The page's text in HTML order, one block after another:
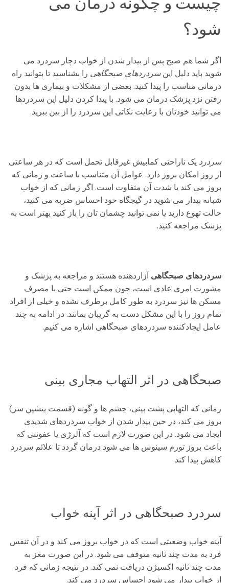
شود؟
اگر شما هم صبح پس از بیدار شدن از خواب دچار سردرد می
شوید باید دلیل اینسردردهای صبحگاهی را بشناسید تا بتوانید راه
درمانی مناسب را پیدا کنید. بعضی از مشکلات و بیماری ها بدون
رفتن نزد پزشک درمان می شود. با پیدا کردن دلیل این سردردها
می توانید خودتان با رعایت نکاتی این سردرد را از بین ببرید.
سردرد یک ناراحتی کمابیش غیرقابل تحمل است که در هر ساعتی
از روز امکان بروز دارد. عوامل آن متناسب با ساعت و زمانی که
بروز می کند یا شدت آن متفاوت است. اگر زمانی که از خواب
شبانه بیدار می شوید در گیجگاه خود احساس ضربه می کنید،
حالت تهوع دارید یا نمی توانید چشمان تان را باز کنید بهتر است به
پزشک مراجعه کنید.
سردردهای صبحگاهی آزاردهنده هستند و مراجعه به پزشک و
مشورت امری عادی است، چون ممکن است حتی با مصرف
مسکن ها نیز سردرد به طور کامل برطرف نشده و خیلی از افراد
تمام روز را با این مشکل دست به گریبان بمانند. در ادامه به چند
عامل ایجادکننده سردردهای صبحگاهی اشاره می کنیم.
صبحگاهی در اثر التهاب مجاری بینی
زمانی که التهابی پشت بینی، چشم ها و گونه (قسمت پیشین سر)
بروز می کند، در حین بیدار شدن از خواب سردردهای شدیدی
ایجاد می شود. در این صورت لازم است که آلرژی یا عفونتی که
باعث بروز تورم سینوس ها می شود درمان گردد تا علائم سردرد
کاهش پیدا کند.
سردرد صبحگاهی در اثر آپنه خواب
آپنه خواب وضعیتی است که در خواب بروز می کند و در آن تنفس
فرد به مدت چند ثانیه متوقف می شود. در این صورت مغز به
مدت چند ثانیه اکسیژن دریافت نمی کند. در نتیجه زمانی که فرد
از خواب بیدار می شود احساس سردرد می کند.